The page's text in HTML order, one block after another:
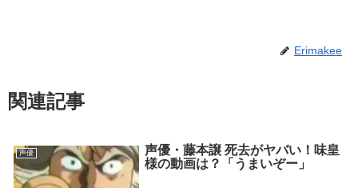
Erimakee
関連記事
声優
声優・藤本譲 死去がヤバい！味皇
様の動画は？「うまいぞー」